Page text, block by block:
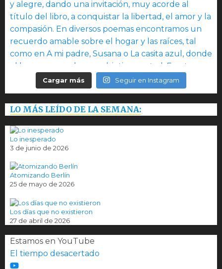
Cargar más Seguir en Instagram
LO MÁS LEÍDO DE LA SEMANA:
Lo inesperado
3 de junio de 2026
Atomizando Berlín
25 de mayo de 2026
Los días que no existieron
27 de abril de 2026
Estamos en YouTube
El tiempo desacertado